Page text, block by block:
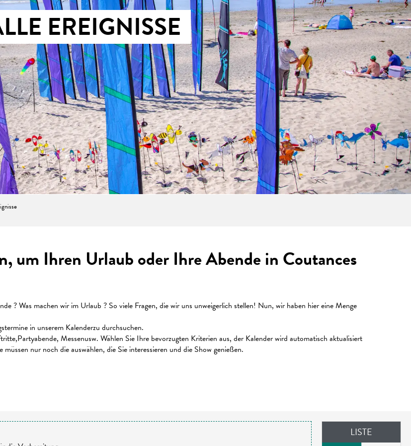
EREIGNISSE
um Ihren Urlaub oder Ihre Abende in Coutances
? Was machen wir im Urlaub ? So viele Fragen, die wir uns unweigerlich stellen! Nun, wir haben hier eine Menge
in unserem Kalenderzu durchsuchen.
Messenusw. Wählen Sie Ihre bevorzugten Kriterien aus, der Kalender wird automatisch aktualisiert
nur noch die auswählen, die Sie interessieren und die Show genießen.
LISTE